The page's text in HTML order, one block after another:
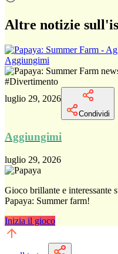
Altre notizie
Aggiungimi
#Divertimento
luglio 29, 2026
Condividi
Aggiungimi
luglio 29, 2026
Gioco brillante e interessante
Papaya: Summer farm!
Inizia il gioco